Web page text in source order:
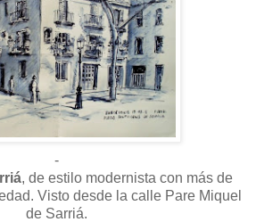
-
, de estilo modernista con más de
Visto desde la calle Pare Miquel
de Sarriá.